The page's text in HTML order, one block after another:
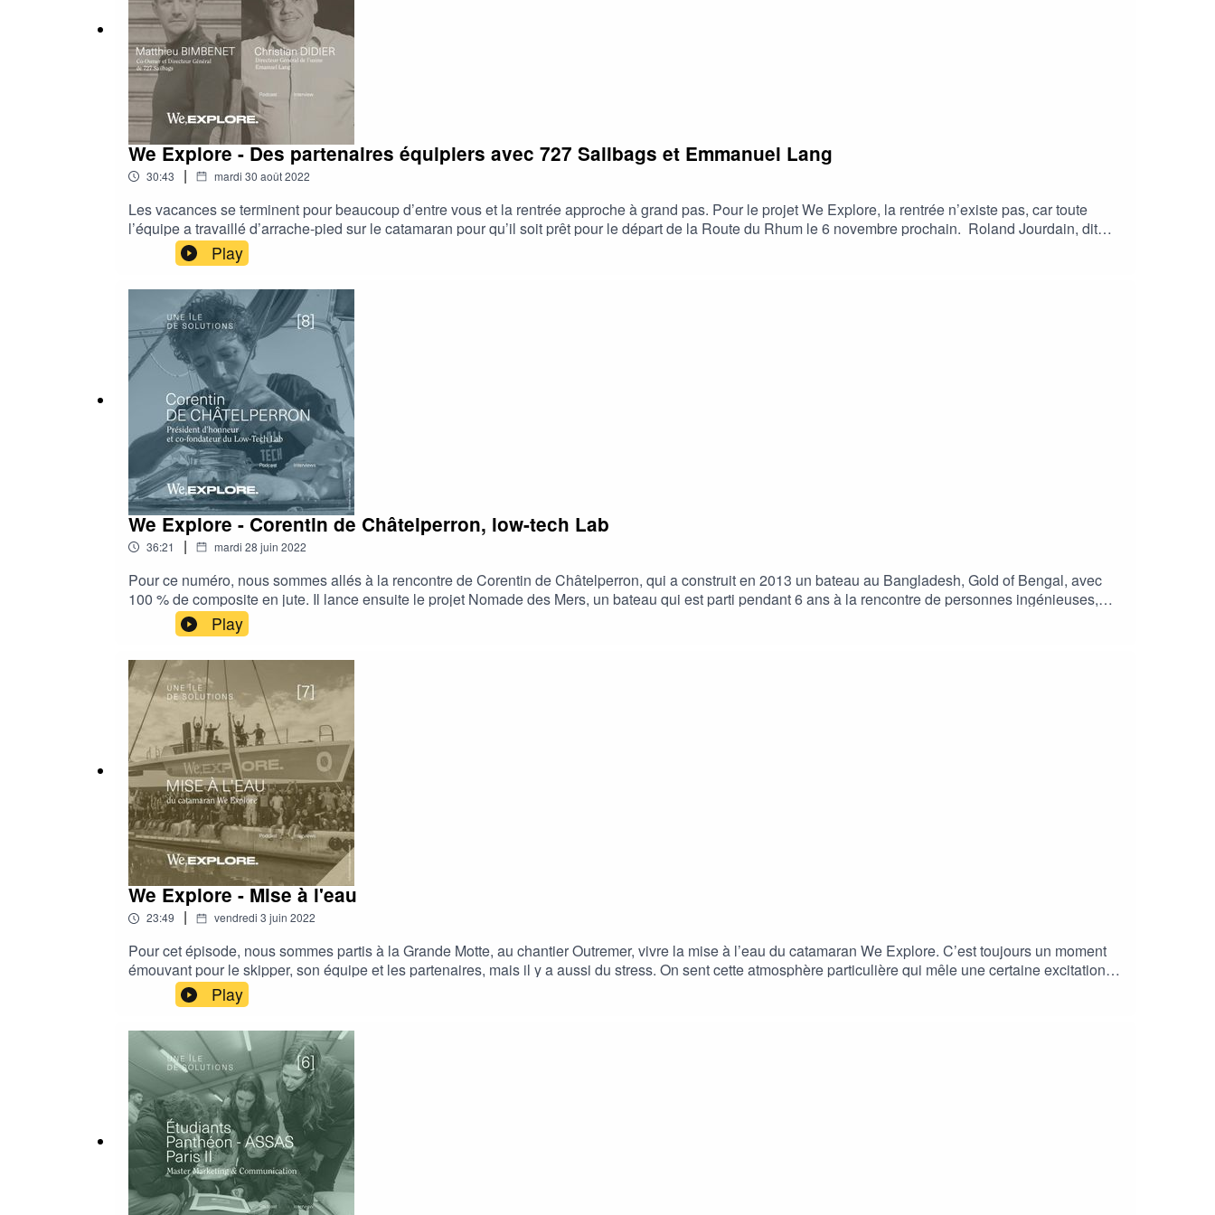
We Explore - Des partenaires équipiers avec 727 Sailbags et Emmanuel Lang
30:43 | mardi 30 août 2022
Les vacances se terminent pour beaucoup d’entre vous et la rentrée approche à grand pas. Pour le projet We Explore, la rentrée n’existe pas, car toute
l’équipe a travaillé d’arrache-pied sur le catamaran pour qu’il soit prêt pour le départ de la Route du Rhum le 6 novembre prochain. Roland Jourdain, dit
Bilou, nous raconte la prise en main du bateau, les premières navigations, les sensations qu’il a eues et ce qu’il doit encore faire ces deux prochains mois.
Puis nous irons à la rencontre de deux partenaires du projet, Mathieu Bimbenet, directeur général de 727 Sailbags, et Christian Didier, repreneur de
l’entreprise Emmanuel Lang, qui ont chacun trouvé dans le projet We Explore une collaboration stimulante pour leur entreprise, ou nous pourrions aussi
dire que qu’ à partir de points d’interrogation, certaines solutions ont été trouvées.
Play
We Explore - Corentin de Châtelperron, low-tech Lab
36:21 | mardi 28 juin 2022
Pour ce numéro, nous sommes allés à la rencontre de Corentin de Châtelperron, qui a construit en 2013 un bateau au Bangladesh, Gold of Bengal, avec
100 % de composite en jute. Il lance ensuite le projet Nomade des Mers, un bateau qui est parti pendant 6 ans à la rencontre de personnes ingénieuses,
des inventeurs du monde entier qui créent des innovations inspirantes en low-tech. Le low tech lab, dont fait partie Nomade des mers, et qui est aussi dans
le fond Explore. Puis Roland Jourdain nous racontera ses premières navigations à la voile en méditerranée, près de 2 mois après la mise à l’eau du bateau.
Play
We Explore - Mise à l'eau
23:49 | vendredi 3 juin 2022
Pour cet épisode, nous sommes partis à la Grande Motte, au chantier Outremer, vivre la mise à l’eau du catamaran We Explore. C’est toujours un moment
émouvant pour le skipper, son équipe et les partenaires, mais il y a aussi du stress. On sent cette atmosphère particulière qui mêle une certaine excitation à
de l’appréhension. Nous sommes jeudi 5 mai, près d’une centaine de personne est réunie ici pour vivre ce moment, qui est un véritable tournant dans
l’aventure We Explore. Et oui, ce bateau va être la plateforme de ce beau projet mené par Roland Jourdain et son équipe.
Play